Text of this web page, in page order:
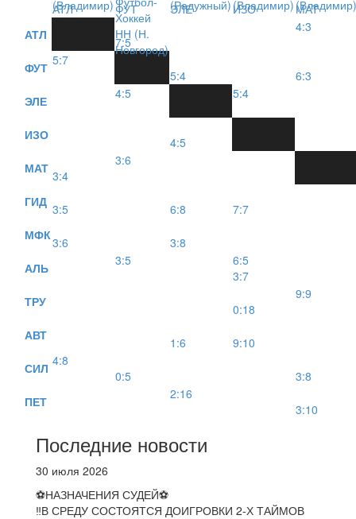
АТЛ ФУТ ЭЛЕ ИЗО
МАТ
АТЛ
7:5
4:3
ФУТ 5:7
5:4
6:3
ЭЛЕ
4:5 5:4
ИЗО
4:5
МАТ 3:4
3:6
ГИД 3:5 6:8
7:7
МФК3:6
3:8
АЛЬ
3:5
6:5
3:7
ТРУ
0:18
9:9
АВТ 1:6
9:10
СИЛ 4:8
0:5
3:8
ПЕТ
2:16
3:10
Последние новости
30 июля 2026
⚽НАЗНАЧЕНИЯ СУДЕЙ⚽
‼В СРЕДУ СОСТОЯТСЯ ДОИГРОВКИ 2-Х ТАЙМОВ